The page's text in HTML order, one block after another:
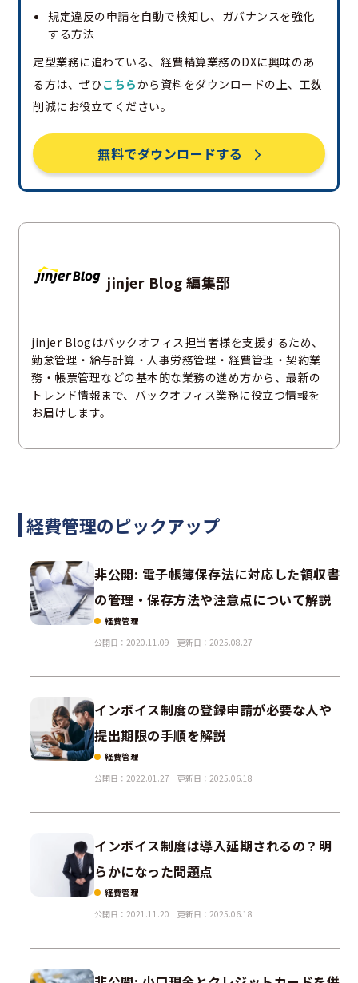
規定違反の申請を自動で検知し、ガバナンスを強化
する方法
定型業務に追わている、経費精算業務のDXに興味のあ
る方は、ぜひこちらから資料をダウンロードの上、工数
削減にお役立てください。
無料でダウンロードする
jinjer Blog 編集部
jinjer Blogはバックオフィス担当者様を支援するため、
勤怠管理・給与計算・人事労務管理・経費管理・契約業
務・帳票管理などの基本的な業務の進め方から、最新の
トレンド情報まで、バックオフィス業務に役立つ情報を
お届けします。
経費管理のピックアップ
非公開: 電子帳簿保存法に対応した領収書
の管理・保存方法や注意点について解説
経費管理
公開日：2020.11.09
更新日：2025.08.27
インボイス制度の登録申請が必要な人や
提出期限の手順を解説
経費管理
公開日：2022.01.27
更新日：2025.06.18
インボイス制度は導入延期されるの？明
らかになった問題点
経費管理
公開日：2021.11.20
更新日：2025.06.18